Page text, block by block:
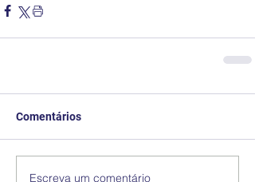
Comentários
Escreva um comentário